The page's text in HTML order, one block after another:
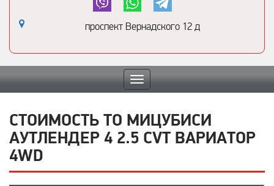
проспект Вернадского 12 д
Toggle
navigation
СТОИМОСТЬ ТО МИЦУБИСИ
АУТЛЕНДЕР 4 2.5 CVT ВАРИАТОР
4WD